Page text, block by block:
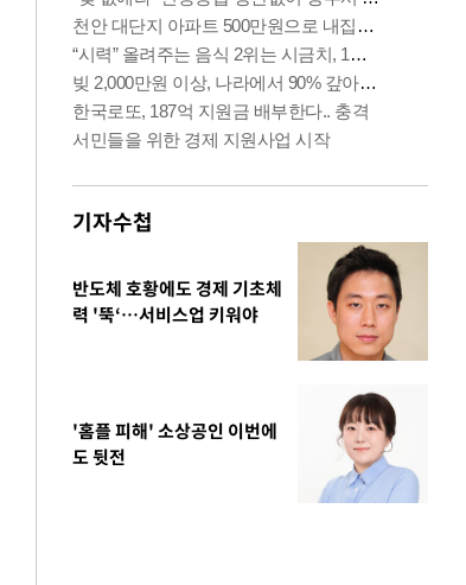
이 대통령, '청년 대책 속도 높여야…폭염 문제도 입추 코앞인데
기자수첩
반도체 호황에도 경제 기초체
력 '뚝‘…서비스업 키워야
'홈플 피해' 소상공인 이번에
도 뒷전